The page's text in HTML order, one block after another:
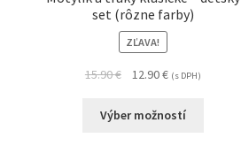
set (rôzne farby)
ZĽAVA!
15.90€ 12.90€ (s DPH)
Výber možností